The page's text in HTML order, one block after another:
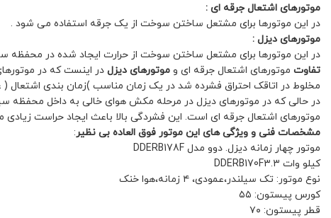
موتورهای اشتعال جرقه ای :
در این موتورها برای مشتعل ساختن سوخت از یک جرقه استفاده می شود .
موتورهای دیزل :
در این موتورها برای مشتعل ساختن سوخت از حرارت ایجاد شده در محفظه
تفاوت موتورهای اشتعال جرقه ای و موتورهای دیزل در اینست که در
مخلوط در اتاقک احتراق فشرده شد در یک زمان مناسب )زمان بندی اشتعال
در حالی که در موتورهای دیزل در مرحله مکش هوای خالی به داخل محفظه
موتورهای اشتعال جرقه ای است. این فشردگی بالا باعث ایجاد حراست
مشخصات فنی و ویژگی های این موتور فوق العاده بی نظیر :
موتور چهار زمانه دیزل. دوو مدل DDERB178F
کیلو وات DDERB170F۳.۳
نوع موتور: تک سیلندر،عمودی، ۴ زمانه،هوا خنک
کورس پیستون: ۵۵
قطر پیستون: ۷۰